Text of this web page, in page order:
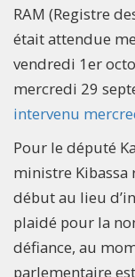
RAM (Registre
était attendue
vendredi 1er
mercredi 29
intervenu
Pour le député
ministre Kibassa
début au lieu
plaidé pour la
défiance, au
parlementaire